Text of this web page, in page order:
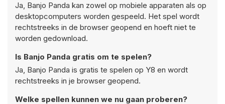
Ja, Banjo Panda kan zowel op mobiele apparaten als op
desktopcomputers worden gespeeld. Het spel wordt
rechtstreeks in de browser geopend en hoeft niet te
worden gedownload.
Is Banjo Panda gratis om te spelen?
Ja, Banjo Panda is gratis te spelen op Y8 en wordt
rechtstreeks in je browser geopend.
Welke spellen kunnen we nu gaan proberen?